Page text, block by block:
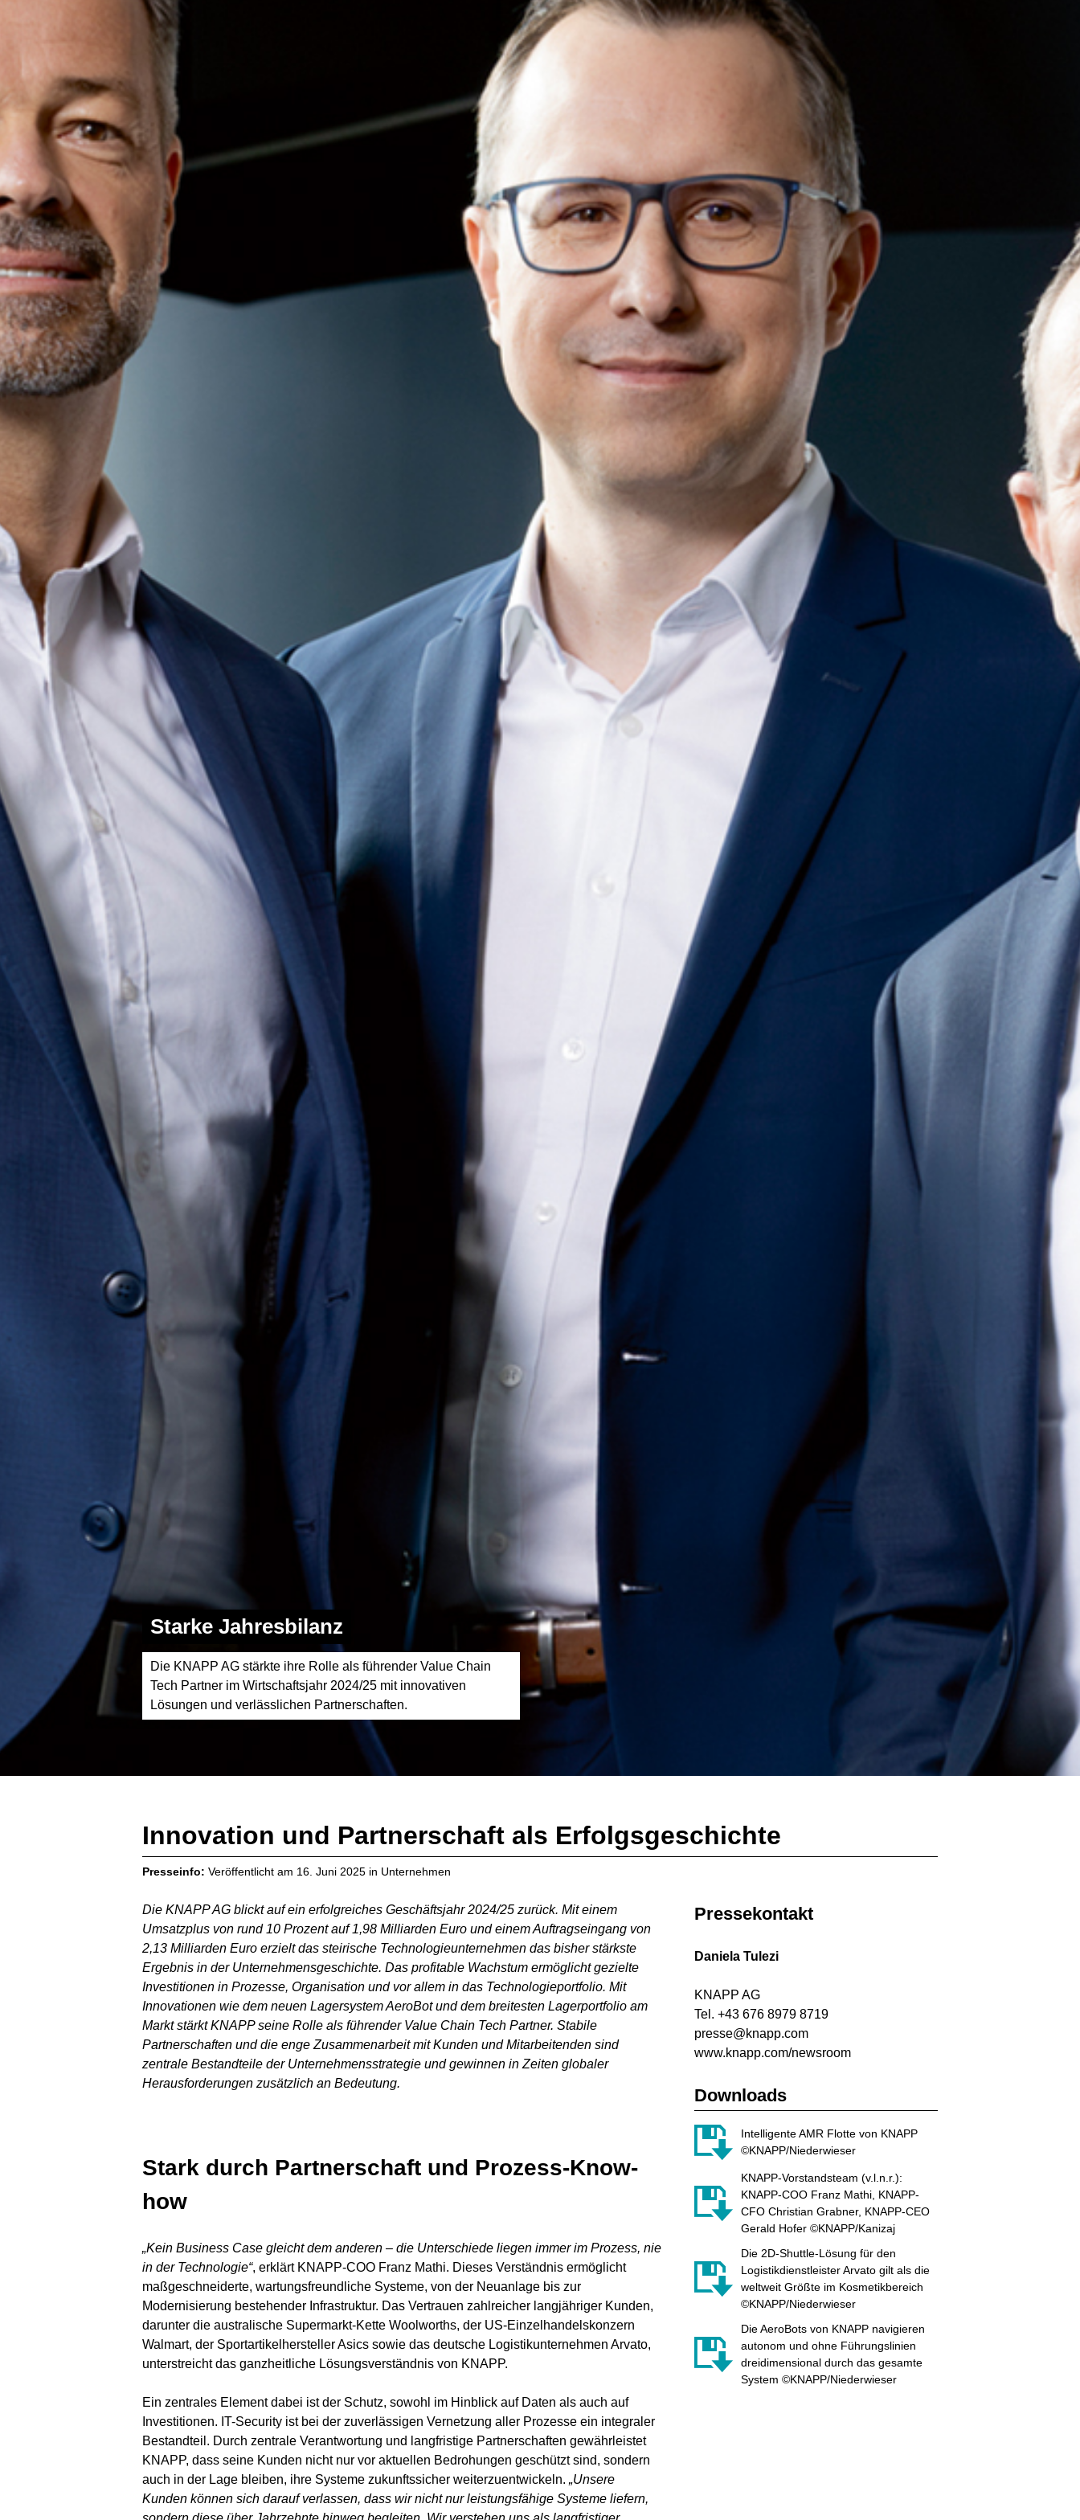
Starke Jahresbilanz
Die KNAPP AG stärkte ihre Rolle als führender Value Chain
Tech Partner im Wirtschaftsjahr 2024/25 mit innovativen
Lösungen und verlässlichen Partnerschaften.
Innovation und Partnerschaft als Erfolgsgeschichte
Presseinfo: Veröffentlicht am 16. Juni 2025 in Unternehmen
Die KNAPP AG blickt auf ein erfolgreiches Geschäftsjahr 2024/25 zurück. Mit einem
Umsatzplus von rund 10 Prozent auf 1,98 Milliarden Euro und einem Auftragseingang von
2,13 Milliarden Euro erzielt das steirische Technologieunternehmen das bisher stärkste
Ergebnis in der Unternehmensgeschichte. Das profitable Wachstum ermöglicht gezielte
Investitionen in Prozesse, Organisation und vor allem in das Technologieportfolio. Mit
Innovationen wie dem neuen Lagersystem AeroBot und dem breitesten Lagerportfolio am
Markt stärkt KNAPP seine Rolle als führender Value Chain Tech Partner. Stabile
Partnerschaften und die enge Zusammenarbeit mit Kunden und Mitarbeitenden sind
zentrale Bestandteile der Unternehmensstrategie und gewinnen in Zeiten globaler
Herausforderungen zusätzlich an Bedeutung.
Stark durch Partnerschaft und Prozess-Know-
how
„Kein Business Case gleicht dem anderen – die Unterschiede liegen immer im Prozess, nie
in der Technologie“, erklärt KNAPP-COO Franz Mathi. Dieses Verständnis ermöglicht
maßgeschneiderte, wartungsfreundliche Systeme, von der Neuanlage bis zur
Modernisierung bestehender Infrastruktur. Das Vertrauen zahlreicher langjähriger Kunden,
darunter die australische Supermarkt-Kette Woolworths, der US-Einzelhandelskonzern
Walmart, der Sportartikelhersteller Asics sowie das deutsche Logistikunternehmen Arvato,
unterstreicht das ganzheitliche Lösungsverständnis von KNAPP.
Ein zentrales Element dabei ist der Schutz, sowohl im Hinblick auf Daten als auch auf
Investitionen. IT-Security ist bei der zuverlässigen Vernetzung aller Prozesse ein integraler
Bestandteil. Durch zentrale Verantwortung und langfristige Partnerschaften gewährleistet
KNAPP, dass seine Kunden nicht nur vor aktuellen Bedrohungen geschützt sind, sondern
auch in der Lage bleiben, ihre Systeme zukunftssicher weiterzuentwickeln. „Unsere
Kunden können sich darauf verlassen, dass wir nicht nur leistungsfähige Systeme liefern,
Pressekontakt
Daniela Tulezi
KNAPP AG
Tel. +43 676 8979 8719
presse@knapp.com
www.knapp.com/newsroom
Downloads
Intelligente AMR Flotte von KNAPP
©KNAPP/Niederwieser
KNAPP-Vorstandsteam (v.l.n.r.):
KNAPP-COO Franz Mathi, KNAPP-
CFO Christian Grabner, KNAPP-CEO
Gerald Hofer ©KNAPP/Kanizaj
Die 2D-Shuttle-Lösung für den
Logistikdienstleister Arvato gilt als die
weltweit Größte im Kosmetikbereich
©KNAPP/Niederwieser
Die AeroBots von KNAPP navigieren
autonom und ohne Führungslinien
dreidimensional durch das gesamte
System ©KNAPP/Niederwieser